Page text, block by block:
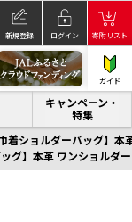
新規登録 ログイン 寄附リスト
ガイド
キャンペーン・
特集
巾着ショルダーバッグ】
ッグ】本革 ワンショル